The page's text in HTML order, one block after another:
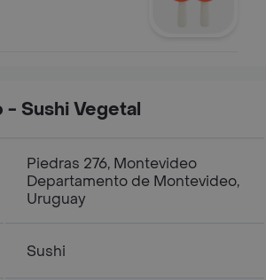
Sushi Vegetal
Piedras 276, Montevideo
Departamento de Montevideo,
Uruguay
Sushi